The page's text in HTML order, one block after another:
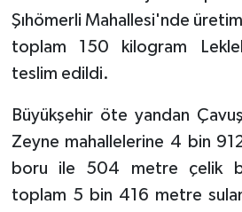
Şıhömerli Mahallesi'nde
toplam 150 kilogram
teslim edildi.
Büyükşehir öte yandan
Zeyne mahallelerine 4 bin
boru ile 504 metre çelik
toplam 5 bin 416 metre